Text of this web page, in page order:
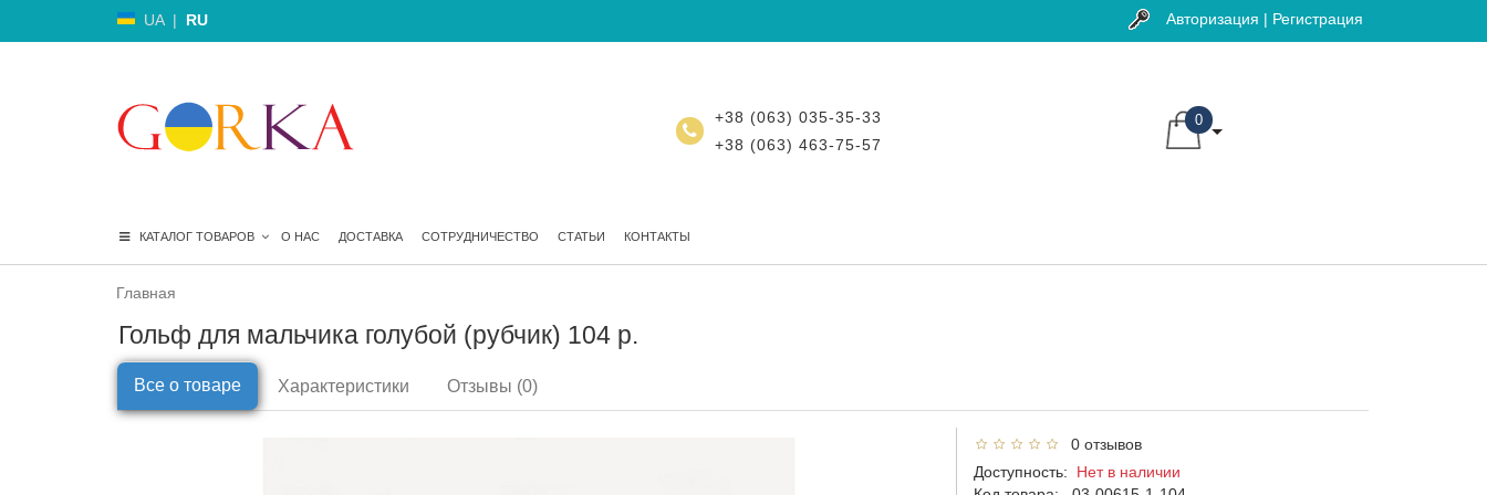
UA | RU Авторизация | Регистрация
+38 (063) 035-35-33
+38 (063) 463-75-57
0
КАТАЛОГ ТОВАРОВ О НАС ДОСТАВКА СОТРУДНИЧЕСТВО СТАТЬИ КОНТАКТЫ
Главная
Гольф для мальчика голубой (рубчик) 104 р.
Все о товаре Характеристики Отзывы (0)
0 отзывов
Доступность: Нет в наличии